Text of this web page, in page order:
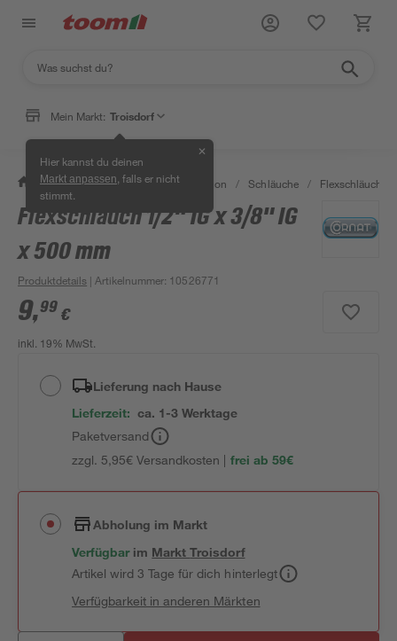
Mein Markt: Troisdorf
Hier kannst du deinen
Markt anpassen , falls er nicht
stimmt.
✕
/ Bad & Sanitär / Sanitärinstallation / Schläuche / Flexschläuche
Flexschlauch 1/2" IG x 3/8" IG
x 500 mm
Produktdetails | Artikelnummer: 10526771
9,99 €
inkl. 19% MwSt.
Lieferung nach Hause
Lieferzeit: ca. 1-3 Werktage
Paketversand
zzgl. 5,95€ Versandkosten | frei ab 59€
Abholung im Markt
Verfügbar im MarktTroisdorf
Artikel wird 3 Tage für dich hinterlegt
Verfügbarkeit in anderen Märkten